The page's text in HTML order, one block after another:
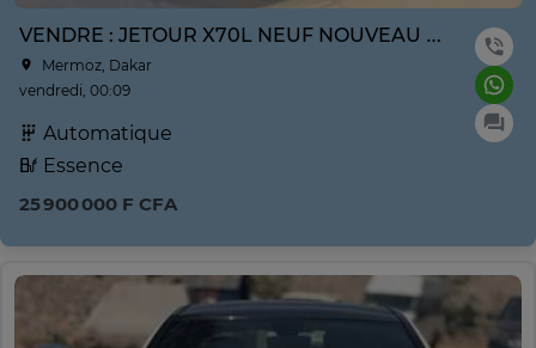
VENDRE : JETOUR X70L NEUF NOUVEAU MODÈLE ANNE 2026
Mermoz, Dakar
vendredi, 00:09
Automatique
Essence
25 900 000 F CFA